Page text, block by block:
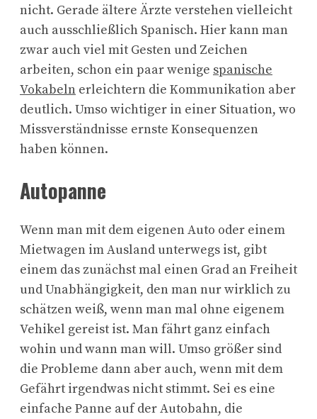
nicht. Gerade ältere Ärzte verstehen vielleicht
auch ausschließlich Spanisch. Hier kann man
zwar auch viel mit Gesten und Zeichen
arbeiten, schon ein paar wenige spanische
Vokabeln erleichtern die Kommunikation aber
deutlich. Umso wichtiger in einer Situation, wo
Missverständnisse ernste Konsequenzen
haben können.
Autopanne
Wenn man mit dem eigenen Auto oder einem
Mietwagen im Ausland unterwegs ist, gibt
einem das zunächst mal einen Grad an Freiheit
und Unabhängigkeit, den man nur wirklich zu
schätzen weiß, wenn man mal ohne eigenem
Vehikel gereist ist. Man fährt ganz einfach
wohin und wann man will. Umso größer sind
die Probleme dann aber auch, wenn mit dem
Gefährt irgendwas nicht stimmt. Sei es eine
einfache Panne auf der Autobahn, die